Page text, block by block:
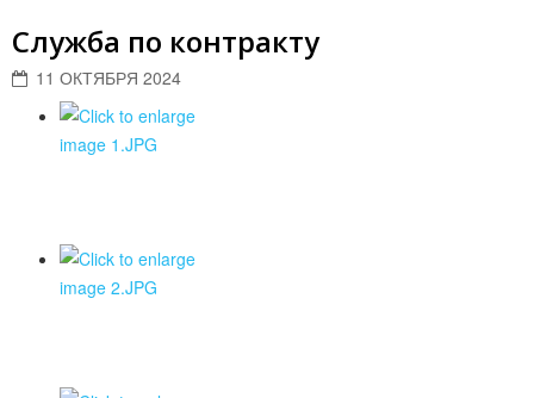
Служба по контракту
11 ОКТЯБРЯ 2024